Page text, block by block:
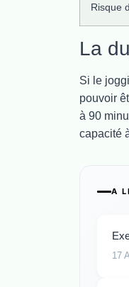
Risque
La
Si le
pouvoir
à 90
capacité
A
17